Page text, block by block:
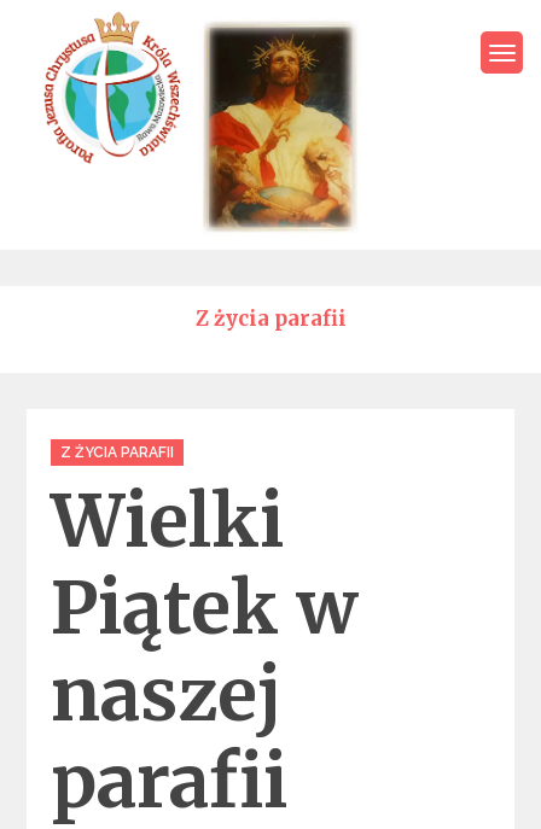
content
Parafia Jezusa Chrystusa
Króla Wszechświata – Rawa
Z życia parafii
Categories
Z ŻYCIA PARAFII
Wielki
Piątek w
naszej
parafii